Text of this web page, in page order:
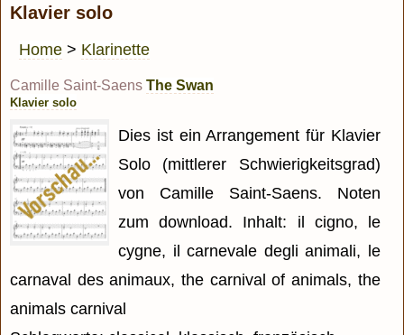
Klavier solo
Home > Klarinette
Camille Saint-Saens The Swan
Klavier solo
Dies ist ein Arrangement für Klavier
Solo (mittlerer Schwierigkeitsgrad)
von Camille Saint-Saens. Noten
zum download. Inhalt: il cigno, le
cygne, il carnevale degli animali, le
carnaval des animaux, the carnival of animals, the
animals carnival